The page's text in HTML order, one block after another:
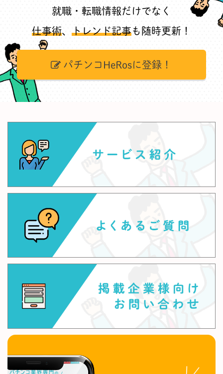
就職・転職情報だけでなく
仕事術、 トレンド記事も随時更新！
パチンコHeRosに登録！